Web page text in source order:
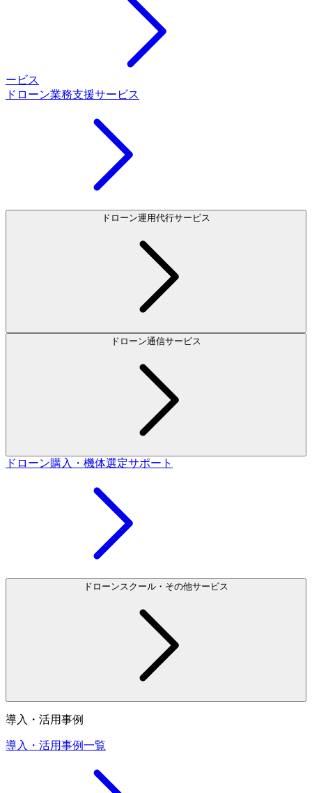
ービス
ドローン業務支援サービス
ドローン運用代行サービス
ドローン通信サービス
ドローン購入・機体選定サポート
ドローンスクール・その他サービス
導入・活用事例
導入・活用事例一覧